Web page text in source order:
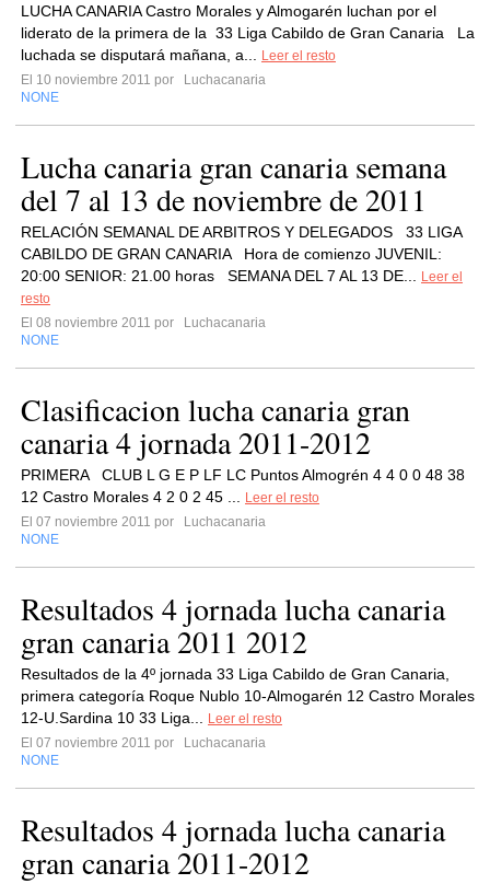
LUCHA CANARIA Castro Morales y Almogarén luchan por el
liderato de la primera de la 33 Liga Cabildo de Gran Canaria La
luchada se disputará mañana, a...
Leer el resto
El 10 noviembre 2011 por
Luchacanaria
NONE
Lucha canaria gran canaria semana
del 7 al 13 de noviembre de 2011
RELACIÓN SEMANAL DE ARBITROS Y DELEGADOS 33 LIGA
CABILDO DE GRAN CANARIA Hora de comienzo JUVENIL:
20:00 SENIOR: 21.00 horas SEMANA DEL 7 AL 13 DE...
Leer el
resto
El 08 noviembre 2011 por
Luchacanaria
NONE
Clasificacion lucha canaria gran
canaria 4 jornada 2011-2012
PRIMERA CLUB L G E P LF LC Puntos Almogrén 4 4 0 0 48 38
12 Castro Morales 4 2 0 2 45 ...
Leer el resto
El 07 noviembre 2011 por
Luchacanaria
NONE
Resultados 4 jornada lucha canaria
gran canaria 2011 2012
Resultados de la 4º jornada 33 Liga Cabildo de Gran Canaria,
primera categoría Roque Nublo 10-Almogarén 12 Castro Morales
12-U.Sardina 10 33 Liga...
Leer el resto
El 07 noviembre 2011 por
Luchacanaria
NONE
Resultados 4 jornada lucha canaria
gran canaria 2011-2012